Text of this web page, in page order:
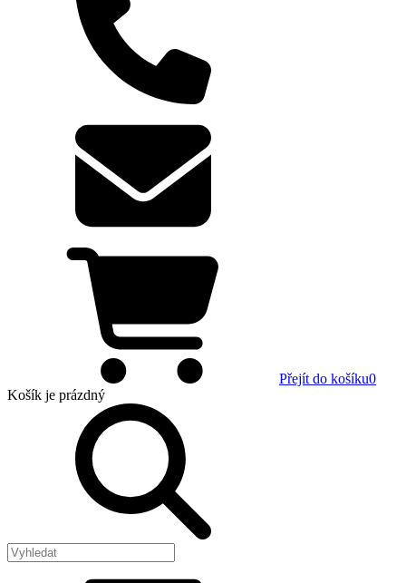
Přejít do košíku0
Košík je prázdný